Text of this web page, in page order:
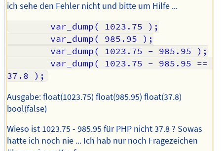
ich sehe den Fehler nicht und bitte um Hilfe ...
Ausgabe: float(1023.75) float(985.95) float(37.8)
bool(false)
Wieso ist 1023.75 - 985.95 für PHP nicht 37.8 ? Sowas
hatte ich noch nie ... Ich hab nur noch Fragezeichen